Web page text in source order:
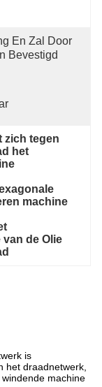
En Zal Door
Bevestigd
zich tegen
het
machine
de Olie
is
het draadnetwerk,
machine